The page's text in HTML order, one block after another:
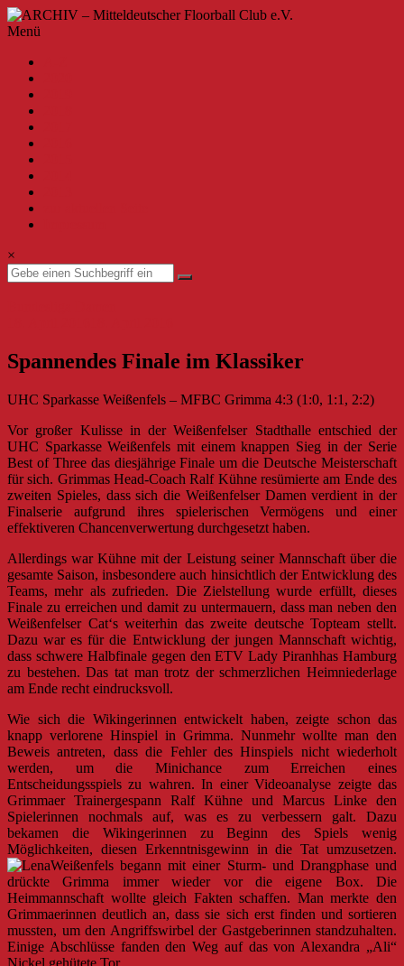
Zum
Inhalt
ARCHIV
Mitteldeutscher
Floorball
Club
e.V.
Willkommen
beim
MFBC
Archiv.
Hier
findest
du
2019/2020.
Menü
×
Spannendes Finale im Klassiker
UHC Sparkasse Weißenfels – MFBC Grimma 4:3 (1:0, 1:1, 2:2)
Vor großer Kulisse in der Weißenfelser Stadthalle entschied der
UHC Sparkasse Weißenfels mit einem knappen Sieg in der Serie
Best of Three das diesjährige Finale um die Deutsche Meisterschaft
für sich. Grimmas Head-Coach Ralf Kühne resümierte am Ende des
zweiten Spieles, dass sich die Weißenfelser Damen verdient in der
Finalserie aufgrund ihres spielerischen Vermögens und einer
effektiveren Chancenverwertung durchgesetzt haben.
Allerdings war Kühne mit der Leistung seiner Mannschaft über die
gesamte Saison, insbesondere auch hinsichtlich der Entwicklung des
Teams, mehr als zufrieden. Die Zielstellung wurde erfüllt, dieses
Finale zu erreichen und damit zu untermauern, dass man neben den
Weißenfelser Cat‘s weiterhin das zweite deutsche Topteam stellt.
Dazu war es für die Entwicklung der jungen Mannschaft wichtig,
dass schwere Halbfinale gegen den ETV Lady Piranhhas Hamburg
zu bestehen. Das tat man trotz der schmerzlichen Heimniederlage
am Ende recht eindrucksvoll.
Wie sich die Wikingerinnen entwickelt haben, zeigte schon das
knapp verlorene Hinspiel in Grimma. Nunmehr wollte man den
Beweis antreten, dass die Fehler des Hinspiels nicht wiederholt
werden, um die Minichance zum Erreichen eines
Entscheidungsspiels zu wahren. In einer Videoanalyse zeigte das
Grimmaer Trainergespann Ralf Kühne und Marcus Linke den
Spielerinnen nochmals auf, was es zu verbessern galt. Dazu
bekamen die Wikingerinnen zu Beginn des Spiels wenig
Möglichkeiten, diesen Erkenntnisgewinn in die Tat umzusetzen.
Weißenfels begann mit einer Sturm- und Drangphase und
drückte Grimma immer wieder vor die eigene Box. Die
Heimmannschaft wollte gleich Fakten schaffen. Man merkte den
Grimmaerinnen deutlich an, dass sie sich erst finden und sortieren
mussten, um den Angriffswirbel der Gastgeberinnen standzuhalten.
Einige Abschlüsse fanden den Weg auf das von Alexandra „Ali“
Nickel gehütete Tor.